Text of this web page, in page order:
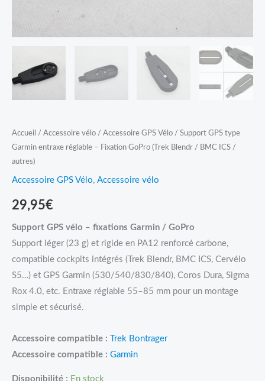
Accueil / Accessoire vélo / Accessoire GPS Vélo / Support GPS type
Garmin entraxe réglable – Fixation GoPro (Trek Blendr / BMC ICS /
autres)
Accessoire GPS Vélo, Accessoire vélo
29,95€
Support GPS vélo – fixations Garmin / GoPro
Support léger (23 g) et rigide en PA12 renforcé carbone,
compatible cockpits intégrés (Trek Blendr, BMC ICS, Cervélo
S5…) et GPS Garmin (530/540/830/840), Coros Dura, Sigma
Rox 4.0, etc. Entraxe réglable 55–85 mm pour un montage
simple et sécurisé.
Accessoire compatible : Trek Bontrager
Accessoire compatible : Garmin
Disponibilité : En stock
GoPro
(Trek
BMC
autres)